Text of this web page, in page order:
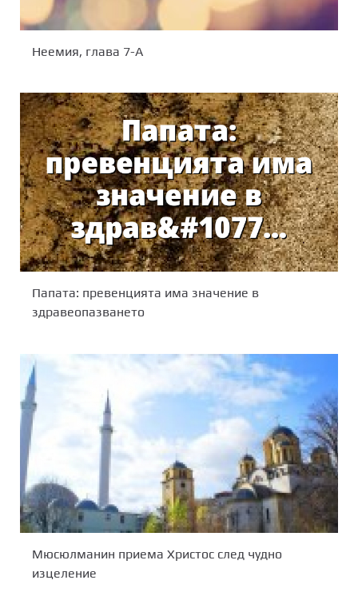
Неемия, глава 7-А
Папата: превенцията има значение в
здравеопазването
Мюсюлманин приема Христос след чудно
изцеление